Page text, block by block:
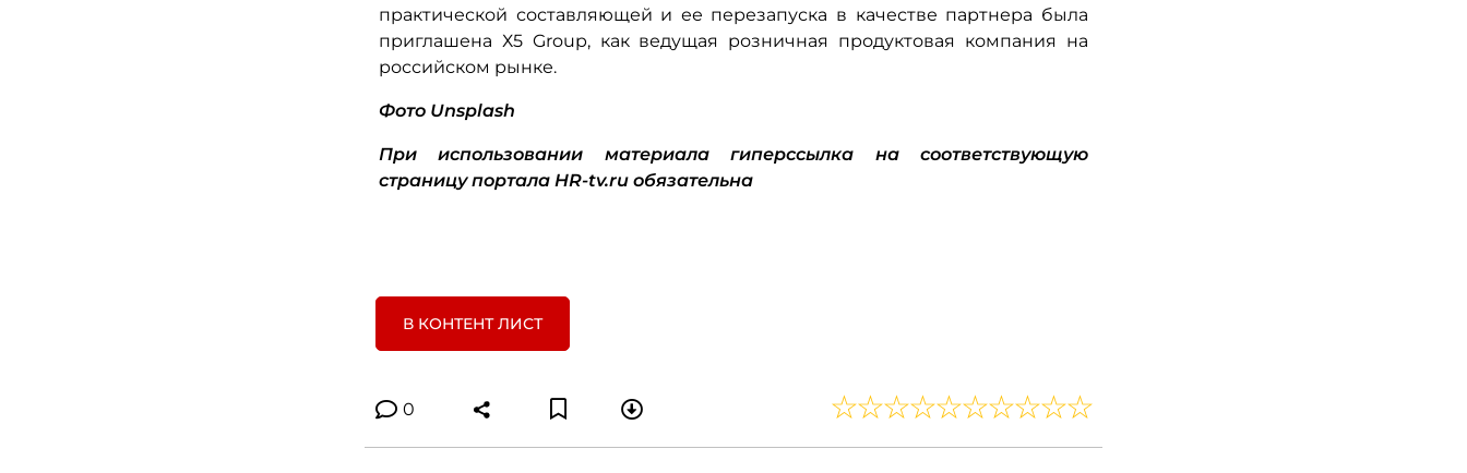
практической составляющей и ее перезапуска в качестве партнера была
приглашена Х5 Group, как ведущая розничная продуктовая компания на
российском рынке.
Фото Unsplash
При использовании материала гиперссылка на соответствующую
страницу портала HR-tv.ru обязательна
В КОНТЕНТ ЛИСТ
0